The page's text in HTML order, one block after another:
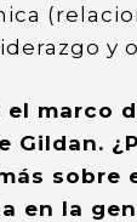
y
el marco
Gildan.
sobre
en la